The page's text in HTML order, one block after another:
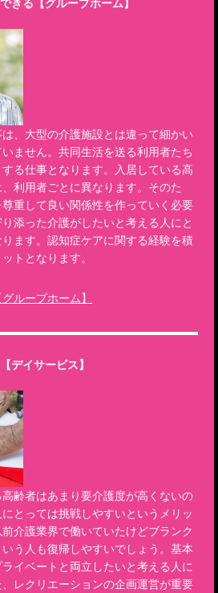
きる【グループホーム】
、大型の介護施設とは違って細かい
ません。共同生活を送る利用者たち
る仕事となります。入居している高
利用者ごとに異なります。そのた
重して良い関係性を作っていく必要
添った介護がしたいと考える人にと
ます。認知症ケアに関する経験を積
トとなります。
ループホーム】
デイサービス】
齢者はあまり要介護度が高くないの
とっては挑戦しやすいというメリッ
介護業界で働いていたけどブランク
う人も復帰しやすいでしょう。基本
イベートと両立したいと考える人に
レクリエーションの企画運営が重要